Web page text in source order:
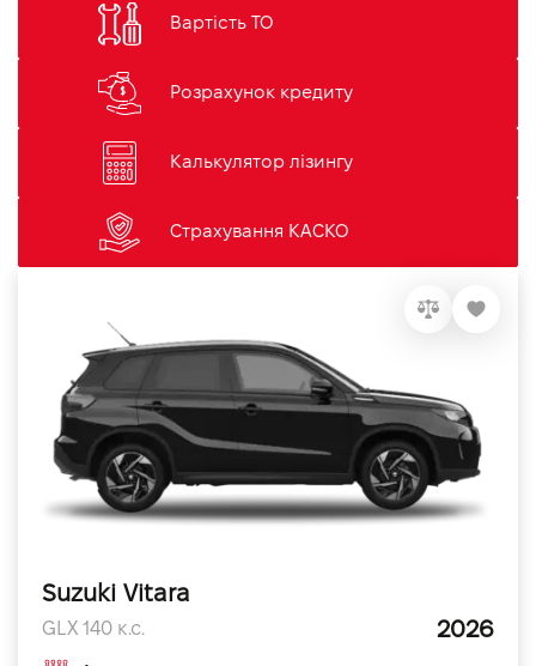
Вартість ТО
Розрахунок кредиту
Калькулятор лізингу
Страхування КАСКО
Suzuki Vitara
GLX 140 к.с. 2026